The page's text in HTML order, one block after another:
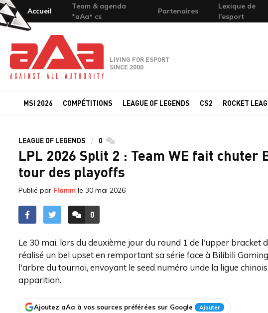
Accueil
Team & agenda
*aAa* cs
Partenaires
Lexique de
l'esport
Team-aAa - against All authority
LIVING FOR ESPORT
SINCE 2000
MSI 2026 COMPÉTITIONS LEAGUE OF LEGENDS CS2 ROCKET
LEAGUE OF LEGENDS 0 commentaires
LPL 2026 Split 2 : Team WE fait
tour des playoffs
Publié par Flamm le 30 mai 2026
ACCÉDER AUX
0
COMMENTAIRES
Le 30 mai, lors du deuxième jour du round 1 de l'upper bracket
réalisé un bel upset en remportant sa série face à Bilibili
l'arbre du tournoi, envoyant le seed numéro unde la ligue
apparition.
Ajoutez aAa à vos sources préférées sur Google Ajouter